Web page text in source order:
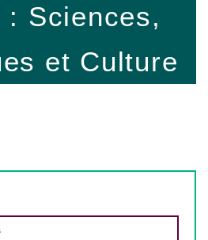
: Sciences,
et Culture